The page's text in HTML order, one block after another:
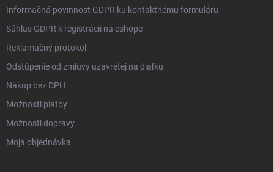
Informačná povinnost GDPR ku kontaktnému formuláru
Súhlas GDPR k registrácii na eshope
Reklamačný protokol
Odstúpenie od zmluvy uzavretej na diaľku
Nákup bez DPH
Možnosti platby
Možnosti dopravy
Moja objednávka